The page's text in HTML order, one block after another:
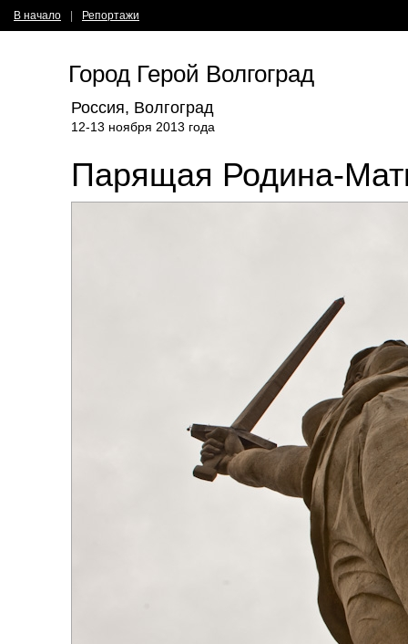
В начало Репортажи
Город Герой Волгоград
Россия, Волгоград
12-13 ноября 2013 года
Парящая Родина-